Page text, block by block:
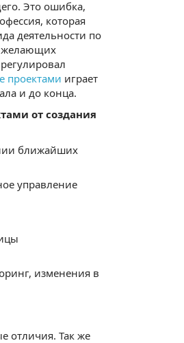
Это ошибка,
которая
деятельности по
желающих
проектами играет
и до конца.
от создания
ближайших
управление
изменения в
отличия. Так же